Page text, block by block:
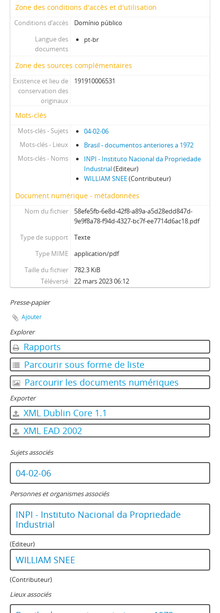
Zone des conditions d'accès et d'utilisation
Conditions d’accès
Domínio público
Langue des
documents
pt-br
Zone des sources complémentaires
Existence et lieu de
conservation des
originaux
191910006531
Mots-clés
Mots-clés - Sujets
04-02-06
Mots-clés - Lieux
Brasil - documentos anteriores a 1972
Mots-clés - Noms
INPI - Instituto Nacional da Propriedade
Industrial(Editeur)
WILLIAM SNEE(Contributeur)
Document numérique - métadonnées
Nom du fichier
58efe5fb-6e8d-42f8-a89a-a5d28edd847d-
9e9f8a78-f94d-4327-bc7f-ee7714d6ac18.pdf
Type de support
Texte
Type MIME
application/pdf
Taille du fichier
782.3 KiB
Téléversé
22 mars 2023 06:12
Presse-papier
Ajouter
Explorer
Rapports
Parcourir sous forme de liste
Parcourir les documents numériques
Exporter
XML Dublin Core 1.1
XML EAD 2002
Sujets associés
04-02-06
Personnes et organismes associés
INPI - Instituto Nacional da Propriedade
Industrial
(Editeur)
WILLIAM SNEE
(Contributeur)
Lieux associés